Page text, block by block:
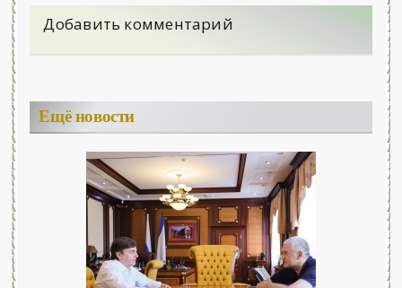
Добавить комментарий
Ещё новости